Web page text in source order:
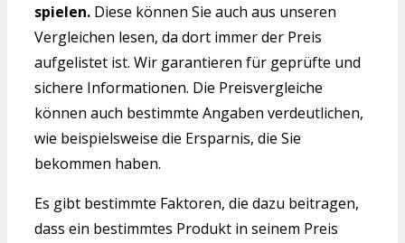
spielen. Diese können Sie auch aus unseren
Vergleichen lesen, da dort immer der Preis
aufgelistet ist. Wir garantieren für geprüfte und
sichere Informationen. Die Preisvergleiche
können auch bestimmte Angaben verdeutlichen,
wie beispielsweise die Ersparnis, die Sie
bekommen haben.
Es gibt bestimmte Faktoren, die dazu beitragen,
dass ein bestimmtes Produkt in seinem Preis